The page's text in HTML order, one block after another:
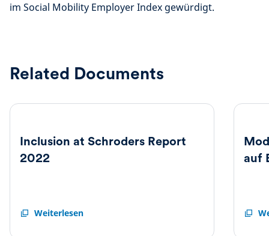
im Social Mobility Employer Index gewürdigt.
Related Documents
Inclusion at Schroders Report
2022
Weiterlesen
Inclusion
auf